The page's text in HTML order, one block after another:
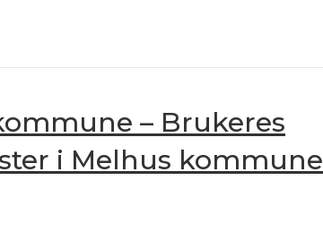
– Brukeres
i Melhus kommune